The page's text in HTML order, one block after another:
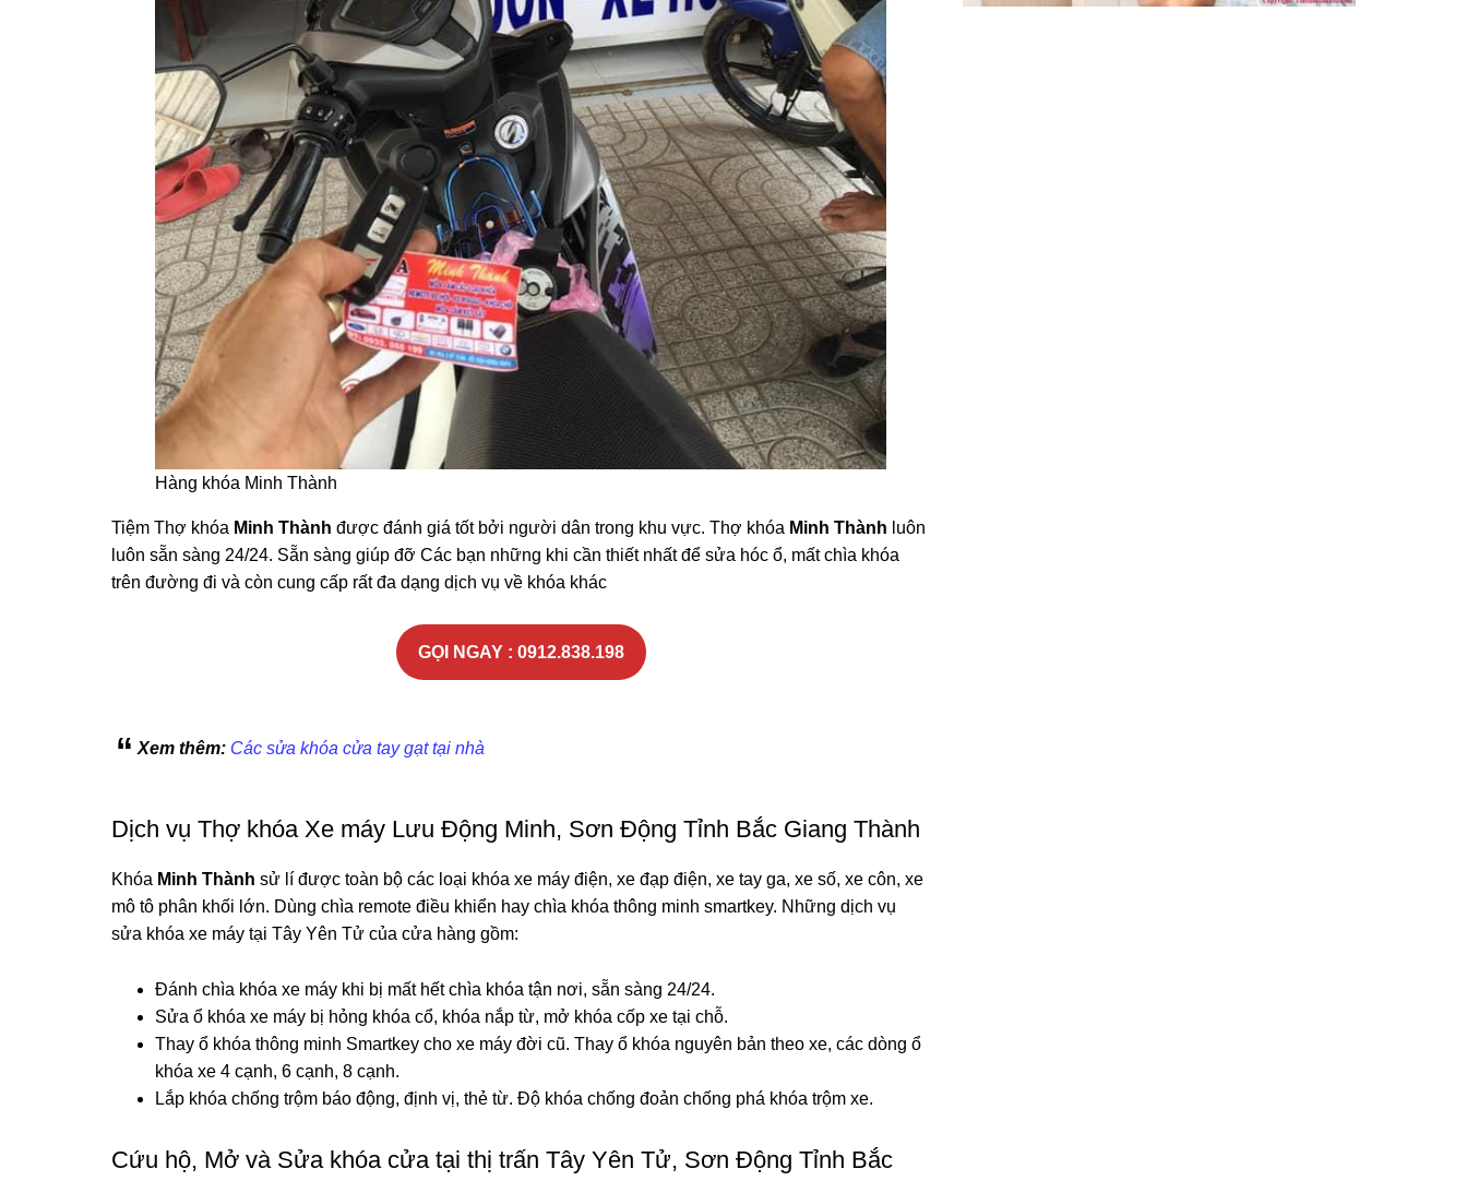
Hàng khóa Minh Thành
Tiệm Thợ khóa Minh Thành được đánh giá tốt bởi người dân trong khu vực. Thợ khóa Minh Thành luôn
luôn sẵn sàng 24/24. Sẵn sàng giúp đỡ Các bạn những khi cần thiết nhất để sửa hóc ổ, mất chìa khóa
trên đường đi và còn cung cấp rất đa dạng dịch vụ về khóa khác
GỌI NGAY : 0912.838.198
Xem thêm: Các sửa khóa cửa tay gạt tại nhà
Dịch vụ Thợ khóa Xe máy Lưu Động Minh, Sơn Động Tỉnh Bắc Giang Thành
Khóa Minh Thành sử lí được toàn bộ các loại khóa xe máy điện, xe đạp điện, xe tay ga, xe số, xe côn, xe
mô tô phân khối lớn. Dùng chìa remote điều khiển hay chìa khóa thông minh smartkey. Những dịch vụ
sửa khóa xe máy tại Tây Yên Tử của cửa hàng gồm:
Đánh chìa khóa xe máy khi bị mất hết chìa khóa tận nơi, sẵn sàng 24/24.
Sửa ổ khóa xe máy bị hỏng khóa cổ, khóa nắp từ, mở khóa cốp xe tại chỗ.
Thay ổ khóa thông minh Smartkey cho xe máy đời cũ. Thay ổ khóa nguyên bản theo xe, các dòng ổ
khóa xe 4 cạnh, 6 cạnh, 8 cạnh.
Lắp khóa chống trộm báo động, định vị, thẻ từ. Độ khóa chống đoản chống phá khóa trộm xe.
Cứu hộ, Mở và Sửa khóa cửa tại thị trấn Tây Yên Tử, Sơn Động Tỉnh Bắc